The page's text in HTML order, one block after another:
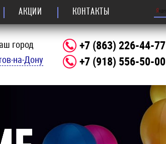
АКЦИИ КОНТАКТЫ
город
на-Дону
+7 (863) 226-44-77
+7 (918) 556-50-00